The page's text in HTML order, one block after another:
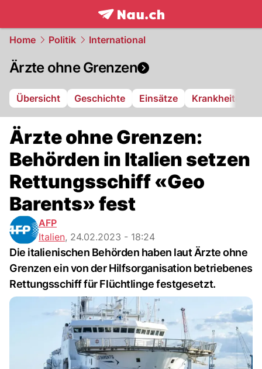
frontpage.NAU.ch
Home Politik International
Ärzte ohne Grenzen
Übersicht Geschichte Einsätze Krankheiten
Ärzte ohne Grenzen:
Behörden in Italien setzen
Rettungsschiff «Geo
Barents» fest
AFP
Italien, 24.02.2023 - 18:24
Die italienischen Behörden haben laut Ärzte ohne
Grenzen ein von der Hilfsorganisation betriebenes
Rettungsschiff für Flüchtlinge festgesetzt.